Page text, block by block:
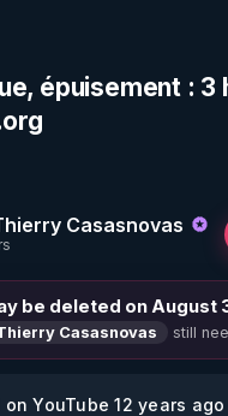
épuisement :
Casasnovas
be deleted on August
Casasnovas still
on YouTube 12 years ago